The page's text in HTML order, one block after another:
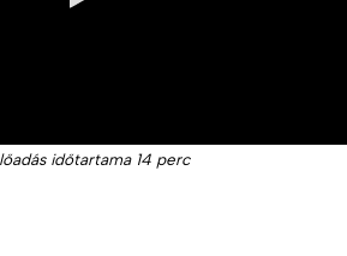
időtartama 14 perc